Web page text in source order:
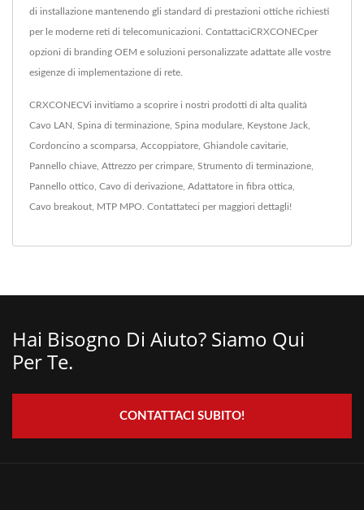
di installazione mantenendo gli standard di prestazioni ottiche richiesti
per le moderne reti di telecomunicazioni. ContattaciCRXCONECper
opzioni di branding OEM e soluzioni personalizzate adattate alle vostre
esigenze di implementazione di rete.
CRXCONECVi invitiamo a scoprire i nostri prodotti di alta qualità
Cavo LAN Spina di terminazione Spina modulare Keystone Jack
Cordoncino a scomparsa Accoppiatore Ghiandole cavitarie
Pannello chiave Attrezzo per crimpare Strumento di terminazione
Pannello ottico Cavo di derivazione Adattatore in fibra ottica
Cavo breakout MTP MPO Contattateci per maggiori dettagli!
Hai Bisogno Di Aiuto? Siamo Qui
Per Te.
CONTATTACI SUBITO!